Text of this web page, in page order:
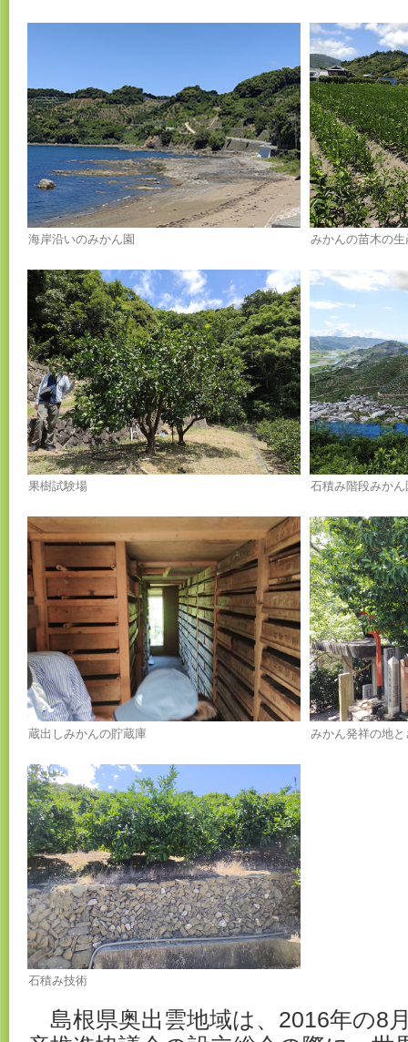
海岸沿いのみかん園 みかんの苗木の生
果樹試験場 石積み階段みかん
蔵出しみかんの貯蔵庫 みかん発祥の地
石積み技術
島根県奥出雲地域は、2016年の8